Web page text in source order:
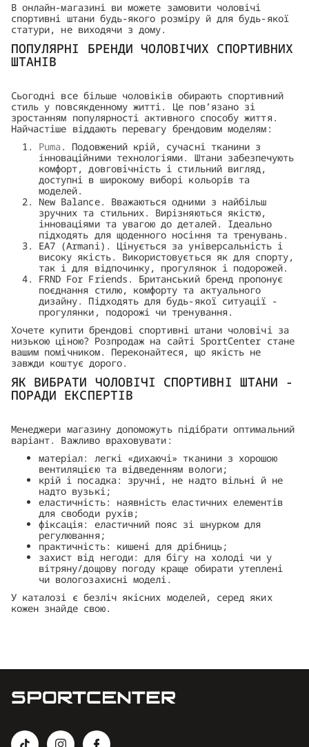
В онлайн-магазині ви можете замовити чоловічі
спортивні штани будь-якого розміру й для будь-якої
статури, не виходячи з дому.
ПОПУЛЯРНІ БРЕНДИ ЧОЛОВІЧИХ СПОРТИВНИХ
ШТАНІВ
Сьогодні все більше чоловіків обирають спортивний
стиль у повсякденному житті. Це пов’язано зі
зростанням популярності активного способу життя.
Найчастіше віддають перевагу брендовим моделям:
Puma . Подовжений крій, сучасні тканини з
інноваційними технологіями. Штани забезпечують
комфорт, довговічність і стильний вигляд,
доступні в широкому виборі кольорів та
моделей.
New Balance. Вважаються одними з найбільш
зручних та стильних. Вирізняються якістю,
інноваціями та увагою до деталей. Ідеально
підходять для щоденного носіння та тренувань.
EA7 (Armani). Цінується за універсальність і
високу якість. Використовується як для спорту,
так і для відпочинку, прогулянок і подорожей.
FRND For Friends. Британський бренд пропонує
поєднання стилю, комфорту та актуального
дизайну. Підходять для будь-якої ситуації -
прогулянки, подорожі чи тренування.
Хочете купити брендові спортивні штани чоловічі за
низькою ціною? Розпродаж на сайті SportCenter стане
вашим помічником. Переконайтеся, що якість не
завжди коштує дорого.
ЯК ВИБРАТИ ЧОЛОВІЧІ СПОРТИВНІ ШТАНИ -
ПОРАДИ ЕКСПЕРТІВ
Менеджери магазину допоможуть підібрати оптимальний
варіант. Важливо враховувати:
матеріал: легкі «дихаючі» тканини з хорошою
вентиляцією та відведенням вологи;
крій і посадка: зручні, не надто вільні й не
надто вузькі;
еластичність: наявність еластичних елементів
для свободи рухів;
фіксація: еластичний пояс зі шнурком для
регулювання;
практичність: кишені для дрібниць;
захист від негоди: для бігу на холоді чи у
вітряну/дощову погоду краще обирати утеплені
чи вологозахисні моделі.
У каталозі є безліч якісних моделей, серед яких
кожен знайде свою.